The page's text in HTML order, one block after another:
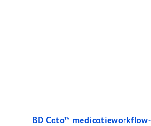
BD Cato™ medicatieworkflow-